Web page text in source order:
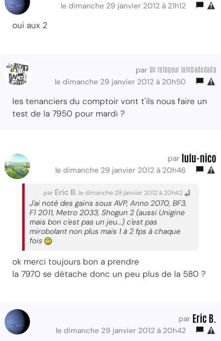
le dimanche 29 janvier 2012 à 21h12
oui aux 2
par Un ratogeur lambadadada
le dimanche 29 janvier 2012 à 20h50
les tenanciers du comptoir vont t'ils nous faire un
test de la 7950 pour mardi ?
par lulu-nico
le dimanche 29 janvier 2012 à 20h46
par Eric B. le dimanche 29 janvier 2012 à 20h42
J'ai noté des gains sous AVP, Anno 2070, BF3,
F1 2011, Metro 2033, Shogun 2 (aussi Unigine
mais bon c'est pas un jeu...) c'est pas
mirobolant non plus mais 1 à 2 fps à chaque
fois
ok merci toujours bon a prendre
la 7970 se détache donc un peu plus de la 580 ?
par Eric B.
le dimanche 29 janvier 2012 à 20h42